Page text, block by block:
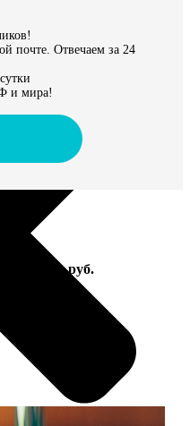
почте. Отвечаем за 24
и мира!
Цена, руб.